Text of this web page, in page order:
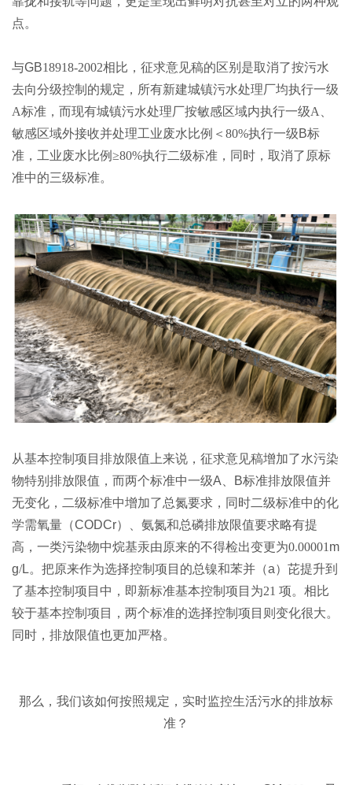
点。
与GB18918-2002相比，征求意见稿的区别是取消了按污水
去向分级控制的规定，所有新建城镇污水处理厂均执行一级
A标准，而现有城镇污水处理厂按敏感区域内执行一级A、
敏感区域外接收并处理工业废水比例＜80%执行一级B标
准，工业废水比例≥80%执行二级标准，同时，取消了原标
准中的三级标准。
从基本控制项目排放限值上来说，征求意见稿增加了水污染
物特别排放限值，而两个标准中一级A B标准排放限值并
无变化，二级标准中增加了总氮要求，同时二级标准中的化
学需氧量（CODCr）、氨氮和总磷排放限值要求略有提
高，一类污染物中烷基汞由原来的不得检出变更为0.00001 m
g/L。把原来作为选择控制项目的总镍和苯并（a）芘提升到
了基本控制项目中，即新标准基本控制项目为21 项。相比
较于基本控制项目，两个标准的选择控制项目则变化很大。
同时，排放限值也更加严格。
那么，我们该如何按照规定，实时监控生活污水的排放标
准？